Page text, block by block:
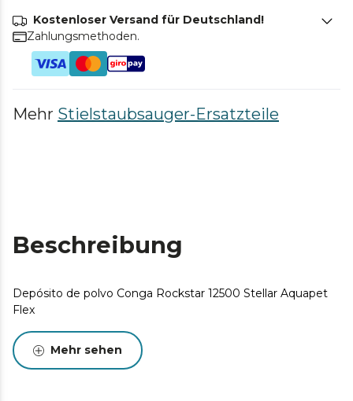
Kostenloser Versand für Deutschland!
Zahlungsmethoden.
Mehr Stielstaubsauger-Ersatzteile
Beschreibung
Depósito de polvo Conga Rockstar 12500 Stellar Aquapet
Flex
Mehr sehen